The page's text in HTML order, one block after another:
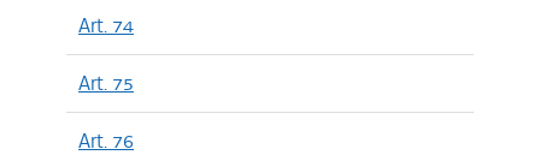
Art. 74
Art. 75
Art. 76